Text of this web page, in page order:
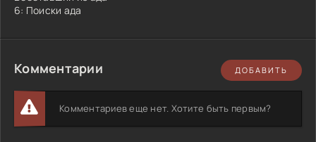
6: Поиски ада
Комментарии ДОБАВИТЬ
Комментариев еще нет. Хотите быть первым?